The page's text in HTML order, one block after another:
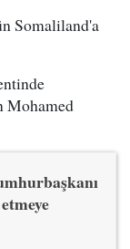
Somaliland'a
Mohamed